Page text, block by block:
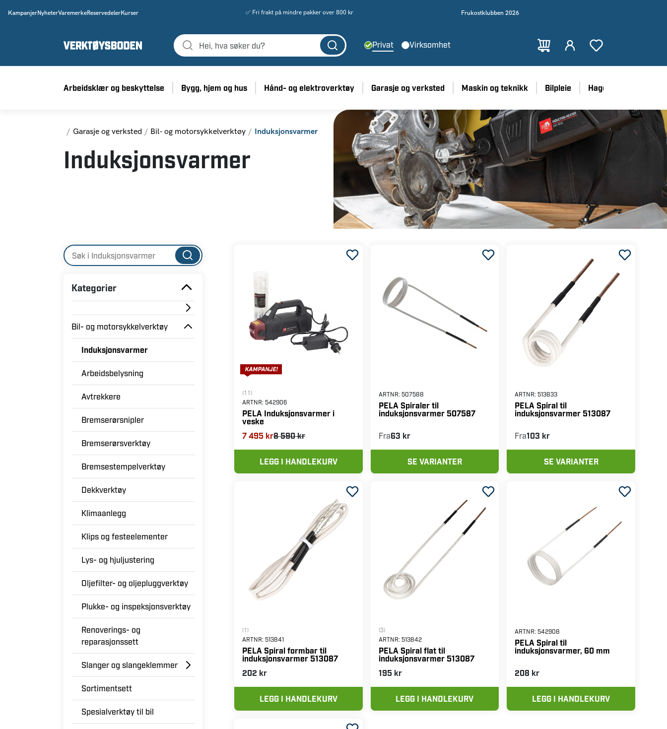
KampanjerNyheterVaremerkeReservedelerKurser ✅ Fri frakt på mindre pakker over 800 kr Frukostklubben 2026
Privat Virksomhet
Arbeidsklær og beskyttelse Bygg, hjem og hus Hånd- og elektroverktøy Garasje og verksted Maskin og teknikk Bilpleie Hage
Garasje og verksted Bil- og motorsykkelverktøy Induksjonsvarmer
Induksjonsvarmer
Kategorier
Bil- og motorsykkelverktøy
Induksjonsvarmer
Arbeidsbelysning
Avtrekkere
Bremserørsnipler
Bremserørsverktøy
Bremsestempelverktøy
Dekkverktøy
Klimaanlegg
Klips og festeelementer
Lys- og hjuljustering
Oljefilter- og oljepluggverktøy
Plukke- og inspeksjonsverktøy
Renoverings- og
reparasjonssett
Slanger og slangeklemmer
Sortimentsett
Spesialverktøy til bil
(11)
ARTNR: 542906
PELA Induksjonsvarmer i
veske
7 495 kr8 590 kr
LEGG I HANDLEKURV
ARTNR: 507588
PELA Spiraler til
induksjonsvarmer 507587
Fra63 kr
SE VARIANTER
ARTNR:513833
PELA Spiral til
induksjonsvarmer 513087
Fra103 kr
SE VARIANTER
(1)
ARTNR: 513841
PELA Spiral formbar til
induksjonsvarmer 513087
202 kr
LEGG I HANDLEKURV
(3)
ARTNR: 513842
PELA Spiral flat til
induksjonsvarmer 513087
195 kr
LEGG I HANDLEKURV
ARTNR:542908
PELA Spiral til
induksjonsvarmer, 60 mm
208 kr
LEGG I HANDLEKURV